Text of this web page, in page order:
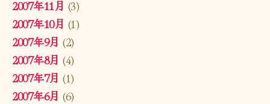
2007年11月 (3)
2007年10月 (1)
2007年9月 (2)
2007年8月 (4)
2007年7月 (1)
2007年6月 (6)